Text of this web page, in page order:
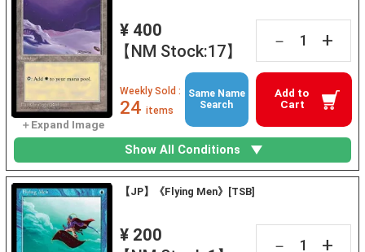
¥ 400
【NM Stock:17】
－ +
Add to
Cart
Weekly Sold :
24 items
Same Name
Search
Show All Conditions
【JP】《Flying Men》[TSB]
¥ 200
－ +